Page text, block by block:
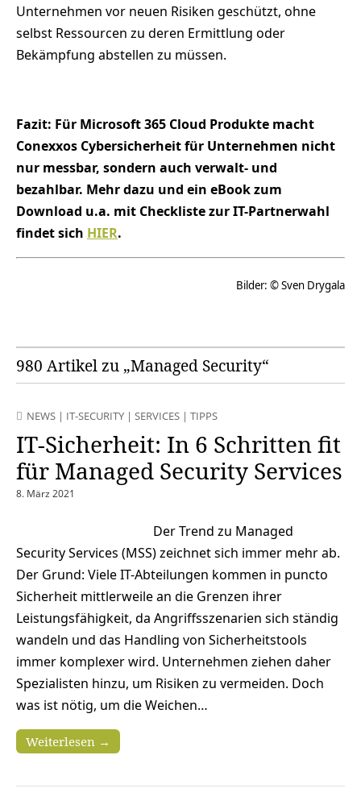
Unternehmen vor neuen Risiken geschützt, ohne
selbst Ressourcen zu deren Ermittlung oder
Bekämpfung abstellen zu müssen.
Fazit: Für Microsoft 365 Cloud Produkte macht
Conexxos Cybersicherheit für Unternehmen nicht
nur messbar, sondern auch verwalt- und
bezahlbar. Mehr dazu und ein eBook zum
Download u.a. mit Checkliste zur IT-Partnerwahl
findet sich HIER.
Bilder: © Sven Drygala
980 Artikel zu „Managed Security“
NEWS | IT-SECURITY | SERVICES | TIPPS
IT-Sicherheit: In 6 Schritten fit
für Managed Security Services
8. März 2021
Der Trend zu Managed
Security Services (MSS) zeichnet sich immer mehr ab.
Der Grund: Viele IT-Abteilungen kommen in puncto
Sicherheit mittlerweile an die Grenzen ihrer
Leistungsfähigkeit, da Angriffsszenarien sich ständig
wandeln und das Handling von Sicherheitstools
immer komplexer wird. Unternehmen ziehen daher
Spezialisten hinzu, um Risiken zu vermeiden. Doch
was ist nötig, um die Weichen…
Weiterlesen →